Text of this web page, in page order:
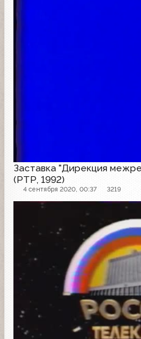
Заставка "Дирекция
(РТР, 1992)
4 сентября 2020, 00:37 3219
Заставка